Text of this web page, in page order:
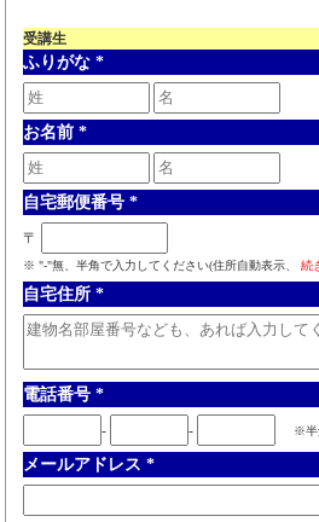
受講生
ふりがな *
お名前 *
自宅郵便番号 *
〒
※ "-"無、半角で入力してください(住所自動表示、 続
自宅住所 *
電話番号 *
- - ※半
メールアドレス *